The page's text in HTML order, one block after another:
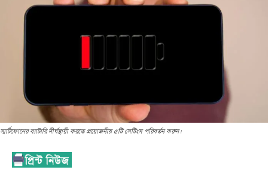
স্মার্টফোনের ব্যাটারি দীর্ঘস্থায়ী করতে প্রয়োজনীয় ৫টি সেটিংস পরিবর্তন করুন।